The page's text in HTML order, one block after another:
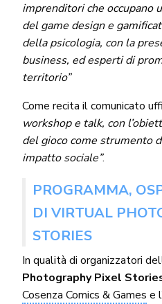
imprenditori che occupano
del game design e
della psicologia, con la
business, ed esperti di
territorio”
Come recita il comunicato
workshop e talk, con
del gioco come strumento
impatto sociale”.
PROGRAMMA,
DI VIRTUAL
STORIES
In qualità di organizzatori
Photography Pixel
Cosenza Comics & Games e